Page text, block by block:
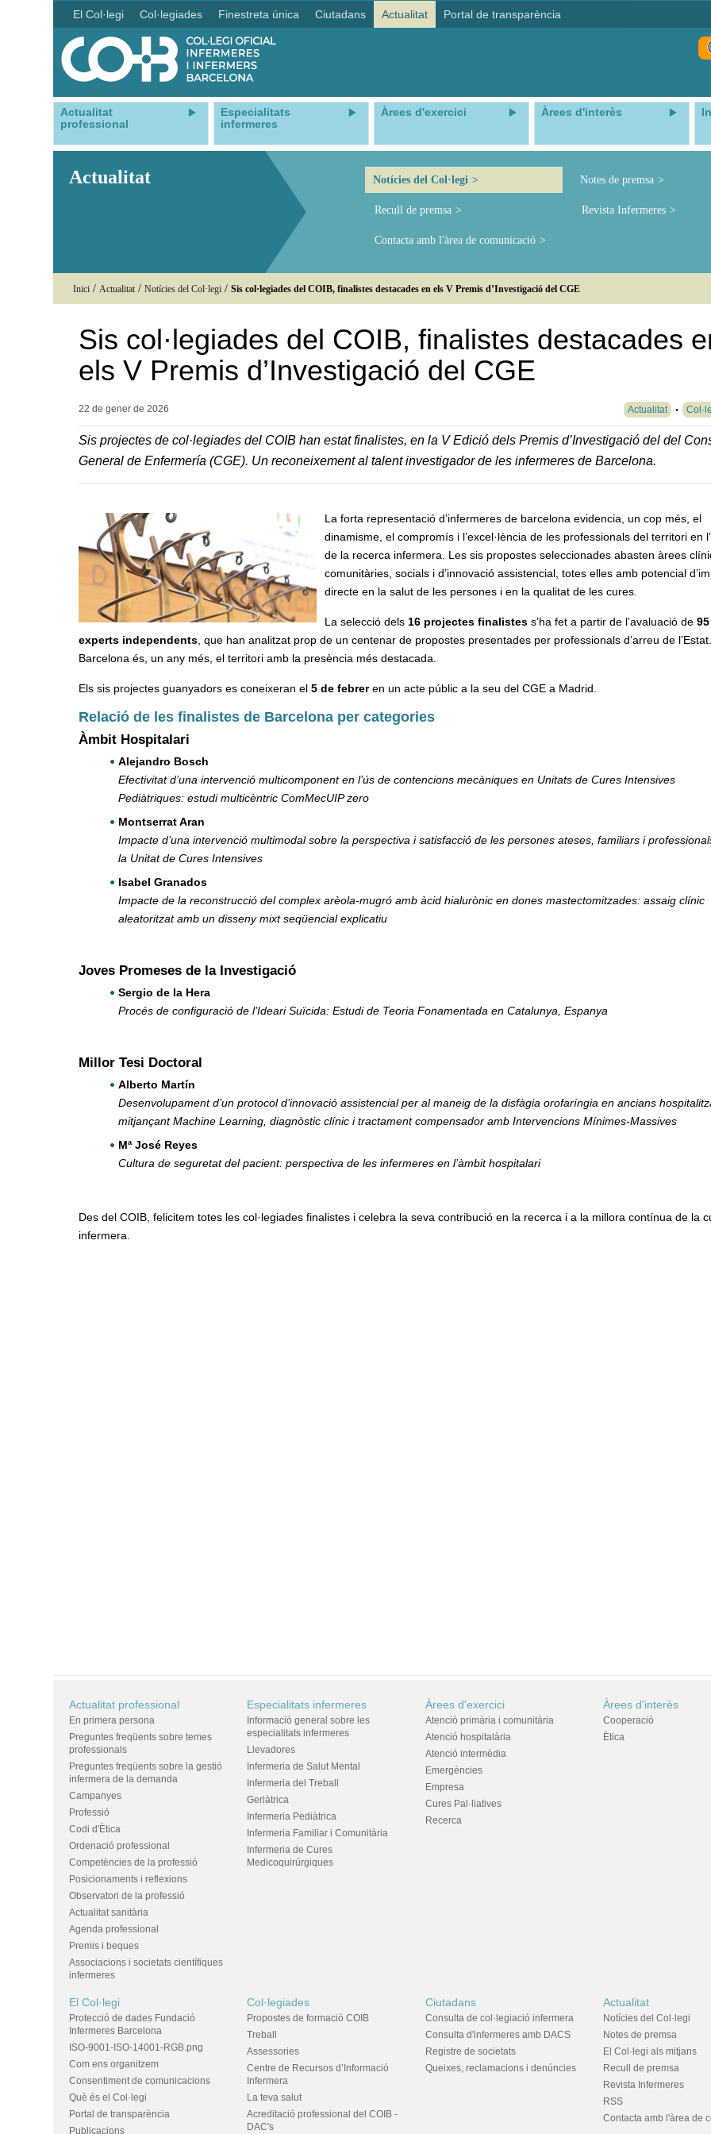
El Col·legi Col·legiades Finestreta única Ciutadans Actualitat Portal de transparència
Actualitat
professional
Especialitats
infermeres
Àrees d'exercici Àrees d'interès
Actualitat Notícies del Col·legi Notes de premsa
Recull de premsa Revista Infermeres
Contacta amb l'àrea de comunicació
Inici / Actualitat / Notícies del Col·legi / Sis col·legiades del COIB, finalistes destacades en els V Premis d’Investigació del CGE
Sis col·legiades del COIB, finalistes destacades
els V Premis d’Investigació del CGE
22 de gener de 2026 Actualitat
Sis projectes de col·legiades del COIB han estat finalistes, en la V Edició dels Premis d’Investigació del del
General de Enfermería (CGE). Un reconeixement al talent investigador de les infermeres de Barcelona.
La forta representació d’infermeres de barcelona evidencia, un cop més, el
dinamisme, el compromís i l’excel·lència de les professionals del territori en
de la recerca infermera. Les sis propostes seleccionades abasten àrees
comunitàries, socials i d’innovació assistencial, totes elles amb potencial
directe en la salut de les persones i en la qualitat de les cures.
La selecció dels 16 projectes finalistes s’ha fet a partir de l’avaluació de 95
experts independents , que han analitzat prop de un centenar de propostes presentades per professionals d’arreu de l’Estat.
Barcelona és, un any més, el territori amb la presència més destacada.
Els sis projectes guanyadors es coneixeran el 5 de febreren un acte públic a la seu del CGE a Madrid.
Relació de les finalistes de Barcelona per categories
Àmbit Hospitalari
Alejandro Bosch
Efectivitat d’una intervenció multicomponent en l’ús de contencions mecàniques en Unitats de Cures Intensives
Pediàtriques: estudi multicèntric ComMecUIP zero
Montserrat Aran
Impacte d’una intervenció multimodal sobre la perspectiva i satisfacció de les persones ateses, familiars i
la Unitat de Cures Intensives
Isabel Granados
Impacte de la reconstrucció del complex arèola-mugró amb àcid hialurònic en dones mastectomitzades: assaig clínic
aleatoritzat amb un disseny mixt seqüencial explicatiu
Joves Promeses de la Investigació
Sergio de la Hera
Procés de configuració de l’Ideari Suïcida: Estudi de Teoria Fonamentada en Catalunya, Espanya
Millor Tesi Doctoral
Alberto Martín
Desenvolupament d’un protocol d’innovació assistencial per al maneig de la disfàgia orofaríngia en ancians
mitjançant Machine Learning, diagnòstic clínic i tractament compensador amb Intervencions Mínimes-Massives
Mª José Reyes
Cultura de seguretat del pacient: perspectiva de les infermeres en l’àmbit hospitalari
Des del COIB, felicitem totes les col·legiades finalistes i celebra la seva contribució en la recerca i a la millora contínua de la
infermera.
Actualitat professional
En primera persona
Preguntes freqüents sobre temes
professionals
Preguntes freqüents sobre la gestió
infermera de la demanda
Campanyes
Professió
Codi d'Ètica
Ordenació professional
Competències de la professió
Posicionaments i reflexions
Observatori de la professió
Actualitat sanitària
Agenda professional
Premis i beques
Associacions i societats científiques
infermeres
Especialitats infermeres
Informació general sobre les
especialitats infermeres
Llevadores
Infermeria de Salut Mental
Infermeria del Treball
Geriàtrica
Infermeria Pediàtrica
Infermeria Familiar i Comunitària
Infermeria de Cures
Medicoquirúrgiques
Àrees d'exercici
Atenció primària i comunitària
Atenció hospitalària
Atenció intermèdia
Emergències
Empresa
Cures Pal·liatives
Recerca
Àrees d'interès
Cooperació
Ètica
El Col·legi
Protecció de dades Fundació
Infermeres Barcelona
ISO-9001-ISO-14001-RGB.png
Com ens organitzem
Consentiment de comunicacions
Què és el Col·legi
Portal de transparència
Publicacions
Col·legiades
Propostes de formació COIB
Treball
Assessories
Centre de Recursos d’Informació
Infermera
La teva salut
Acreditació professional del COIB -
DAC's
Ciutadans
Consulta de col·legiació infermera
Consulta d'infermeres amb DACS
Registre de societats
Queixes, reclamacions i denúncies
Actualitat
Notícies del Col·legi
Notes de premsa
El Col·legi als mitjans
Recull de premsa
Revista Infermeres
RSS
Contacta amb l'àrea de